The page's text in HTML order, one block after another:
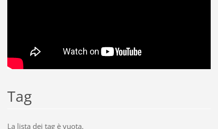
Tag
La lista dei tag è vuota.